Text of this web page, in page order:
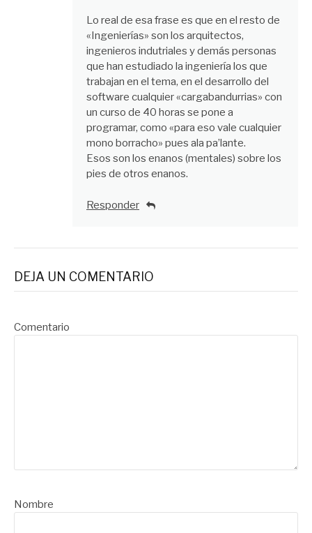
Lo real de esa frase es que en el resto de
«Ingenierías» son los arquitectos,
ingenieros indutriales y demás personas
que han estudiado la ingeniería los que
trabajan en el tema, en el desarrollo del
software cualquier «cargabandurrias» con
un curso de 40 horas se pone a
programar, como «para eso vale cualquier
mono borracho» pues ala pa’lante.
Esos son los enanos (mentales) sobre los
pies de otros enanos.
Responder
DEJA UN COMENTARIO
Comentario
Nombre